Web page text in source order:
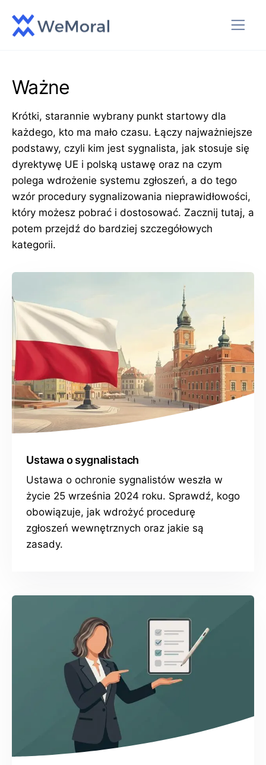
Ważne
Krótki, starannie wybrany punkt startowy dla
każdego, kto ma mało czasu. Łączy najważniejsze
podstawy, czyli kim jest sygnalista, jak stosuje się
dyrektywę UE i polską ustawę oraz na czym
polega wdrożenie systemu zgłoszeń, a do tego
wzór procedury sygnalizowania nieprawidłowości,
który możesz pobrać i dostosować. Zacznij tutaj, a
potem przejdź do bardziej szczegółowych
kategorii.
Ustawa o sygnalistach
Ustawa o ochronie sygnalistów weszła w
życie 25 września 2024 roku. Sprawdź, kogo
obowiązuje, jak wdrożyć procedurę
zgłoszeń wewnętrznych oraz jakie są
zasady.